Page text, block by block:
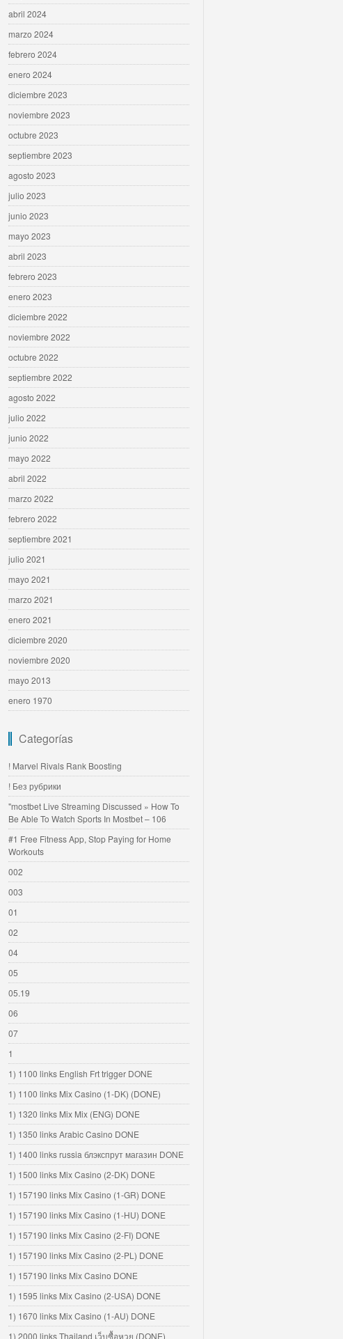
abril 2024
marzo 2024
febrero 2024
enero 2024
diciembre 2023
noviembre 2023
octubre 2023
septiembre 2023
agosto 2023
julio 2023
junio 2023
mayo 2023
abril 2023
febrero 2023
enero 2023
diciembre 2022
noviembre 2022
octubre 2022
septiembre 2022
agosto 2022
julio 2022
junio 2022
mayo 2022
abril 2022
marzo 2022
febrero 2022
septiembre 2021
julio 2021
mayo 2021
marzo 2021
enero 2021
diciembre 2020
noviembre 2020
mayo 2013
enero 1970
Categorías
! Marvel Rivals Rank Boosting
! Без рубрики
"mostbet Live Streaming Discussed » How To
Be Able To Watch Sports In Mostbet – 106
#1 Free Fitness App, Stop Paying for Home
Workouts
002
003
01
02
04
05
05.19
06
07
1
1) 1100 links English Frt trigger DONE
1) 1100 links Mix Casino (1-DK) (DONE)
1) 1320 links Mix Mix (ENG) DONE
1) 1350 links Arabic Casino DONE
1) 1400 links russia блэкспрут магазин DONE
1) 1500 links Mix Casino (2-DK) DONE
1) 157190 links Mix Casino (1-GR) DONE
1) 157190 links Mix Casino (1-HU) DONE
1) 157190 links Mix Casino (2-FI) DONE
1) 157190 links Mix Casino (2-PL) DONE
1) 157190 links Mix Casino DONE
1) 1595 links Mix Casino (2-USA) DONE
1) 1670 links Mix Casino (1-AU) DONE
1) 2000 links Thailand เว็บซื้อหวย (DONE)